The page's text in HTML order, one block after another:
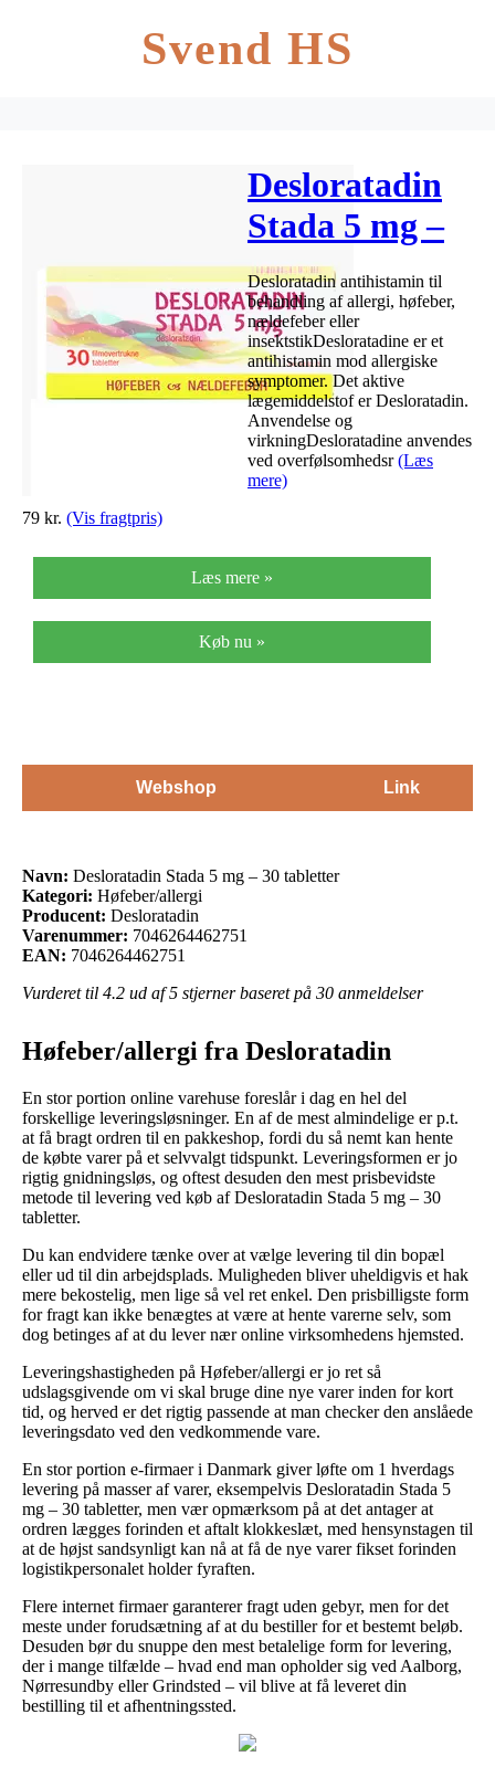
Svend HS
Desloratadin
Stada 5 mg –
30 tabletter
Desloratadin antihistamin til
behandling af allergi, høfeber,
nældefeber eller
insektstikDesloratadine er et
antihistamin mod allergiske
symptomer. Det aktive
lægemiddelstof er Desloratadin.
Anvendelse og
virkningDesloratadine anvendes
ved overfølsomhedsr(Læs
mere)
79 kr. (Vis fragtpris)
Læs mere »
Køb nu »
Webshop Link
Navn: Desloratadin Stada 5 mg – 30 tabletter
Kategori: Høfeber/allergi
Producent: Desloratadin
Varenummer: 7046264462751
EAN: 7046264462751
Vurderet til 4.2 ud af 5 stjerner baseret på 30 anmeldelser
Høfeber/allergi fra Desloratadin
En stor portion online varehuse foreslår i dag en hel del
forskellige leveringsløsninger. En af de mest almindelige er p.t.
at få bragt ordren til en pakkeshop, fordi du så nemt kan hente
de købte varer på et selvvalgt tidspunkt. Leveringsformen er jo
rigtig gnidningsløs, og oftest desuden den mest prisbevidste
metode til levering ved køb af Desloratadin Stada 5 mg – 30
tabletter.
Du kan endvidere tænke over at vælge levering til din bopæl
eller ud til din arbejdsplads. Muligheden bliver uheldigvis et hak
mere bekostelig, men lige så vel ret enkel. Den prisbilligste form
for fragt kan ikke benægtes at være at hente varerne selv, som
dog betinges af at du lever nær online virksomhedens hjemsted.
Leveringshastigheden på Høfeber/allergi er jo ret så
udslagsgivende om vi skal bruge dine nye varer inden for kort
tid, og herved er det rigtig passende at man checker den anslåede
leveringsdato ved den vedkommende vare.
En stor portion e-firmaer i Danmark giver løfte om 1 hverdags
levering på masser af varer, eksempelvis Desloratadin Stada 5
mg – 30 tabletter, men vær opmærksom på at det antager at
ordren lægges forinden et aftalt klokkeslæt, med hensynstagen til
at de højst sandsynligt kan nå at få de nye varer fikset forinden
logistikpersonalet holder fyraften.
Flere internet firmaer garanterer fragt uden gebyr, men for det
meste under forudsætning af at du bestiller for et bestemt beløb.
Desuden bør du snuppe den mest betalelige form for levering,
der i mange tilfælde – hvad end man opholder sig ved Aalborg,
Nørresundby eller Grindsted – vil blive at få leveret din
bestilling til et afhentningssted.